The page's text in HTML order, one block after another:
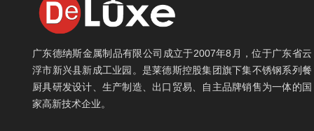
广东德纳斯金属制品有限公司成立于2007年8月，位于广东省云
浮市新兴县新成工业园。是莱德斯控股集团旗下集不锈钢系列餐
厨具研发设计、生产制造、出口贸易、自主品牌销售为一体的国
家高新技术企业。